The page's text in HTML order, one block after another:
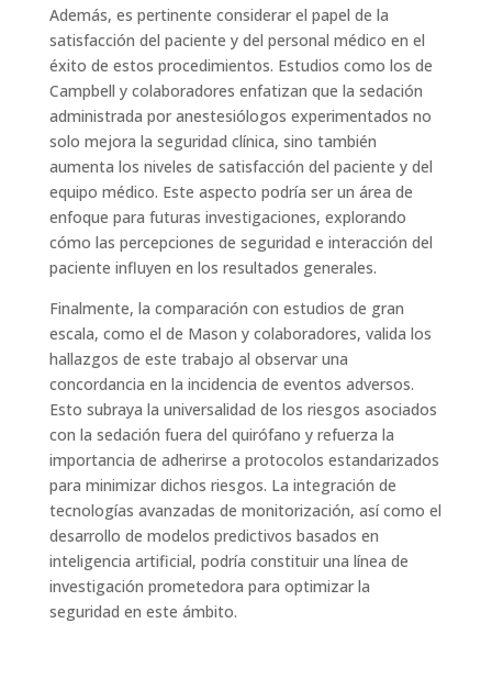
Además, es pertinente considerar el papel de la
satisfacción del paciente y del personal médico en el
éxito de estos procedimientos. Estudios como los de
Campbell y colaboradores enfatizan que la sedación
administrada por anestesiólogos experimentados no
solo mejora la seguridad clínica, sino también
aumenta los niveles de satisfacción del paciente y del
equipo médico. Este aspecto podría ser un área de
enfoque para futuras investigaciones, explorando
cómo las percepciones de seguridad e interacción del
paciente influyen en los resultados generales.
Finalmente, la comparación con estudios de gran
escala, como el de Mason y colaboradores, valida los
hallazgos de este trabajo al observar una
concordancia en la incidencia de eventos adversos.
Esto subraya la universalidad de los riesgos asociados
con la sedación fuera del quirófano y refuerza la
importancia de adherirse a protocolos estandarizados
para minimizar dichos riesgos. La integración de
tecnologías avanzadas de monitorización, así como el
desarrollo de modelos predictivos basados en
inteligencia artificial, podría constituir una línea de
investigación prometedora para optimizar la
seguridad en este ámbito.